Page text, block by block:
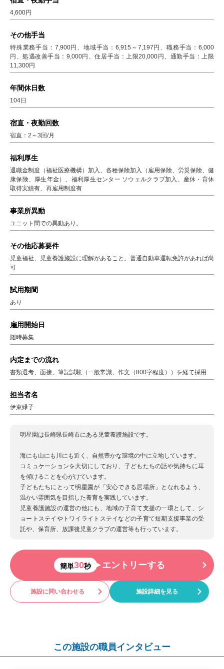
4,600円
その他手当
特殊業務手当：7,900円、地域手当：6,915～7,197円、職務手当：6,000
円、処遇改善手当：9,000円、住居手当：上限20,000円、通勤手当：上限
11,300円
年間休日数
104日
宿直・夜勤回数
宿直：2～3回/月
福利厚生
退職金制度（福祉医療機構）加入、各種保険加入（雇用保険、労災保険、健
康保険、厚生年金）、福利厚生センター ソウェルクラブ加入、産休・育休
取得実績有、再雇用制度有
事業所異動
ユニット間での異動あり。
その他応募要件
児童福祉、児童養護施設に理解があること。普通自動車運転免許があれば尚
可
試用期間
あり
雇用開始日
随時募集
内定までの流れ
書類選考、面接、筆記試験（一般常識、作文（800字程度））を経て採用
担当者名
伊東緑子
明星園は長崎県長崎市にある児童養護施設です。
海にも山にも川にも近く、自然豊かな環境の中に立地しています。
コミュケーションを大切にしており、子どもたちの話や気持ちに耳
を傾けることを心がけています。
子どもたちにとって明星園が「安心できる居場所」となれるよう、
温かい雰囲気を目指した養育を実践しています。
児童養護施設の運営の他にも、地域の子育て支援の一環として、シ
ョートステイやトワイライトステイなどの子育て短期支援事業の受
託や、保育所、放課後児童クラブの運営等も行っています。
簡単30秒 エントリーする
施設に問い合わせる 施設詳細を見る
この施設の職員インタビュー